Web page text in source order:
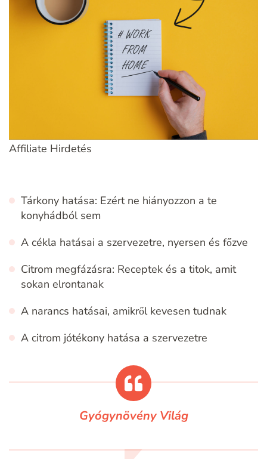
Affiliate Hirdetés
Tárkony hatása: Ezért ne hiányozzon a te
konyhádból sem
A cékla hatásai a szervezetre, nyersen és főzve
Citrom megfázásra: Receptek és a titok, amit
sokan elrontanak
A narancs hatásai, amikről kevesen tudnak
A citrom jótékony hatása a szervezetre
Gyógynövény Világ